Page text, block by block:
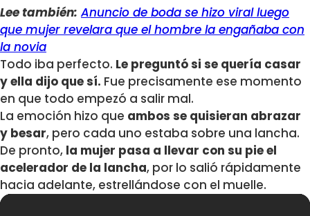
Lee también: Anuncio de boda se hizo viral luego
que mujer revelara que el hombre la engañaba con
la novia
Todo iba perfecto. Le preguntó si se quería casar
y ella dijo que sí. Fue precisamente ese momento
en que todo empezó a salir mal.
La emoción hizo que ambos se quisieran abrazar
y besar, pero cada uno estaba sobre una lancha.
De pronto, la mujer pasa a llevar con su pie el
acelerador de la lancha, por lo salió rápidamente
hacia adelante, estrellándose con el muelle.